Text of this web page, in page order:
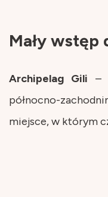
Mały wstęp
Archipelag Gili –
północno-
miejsce, w którym